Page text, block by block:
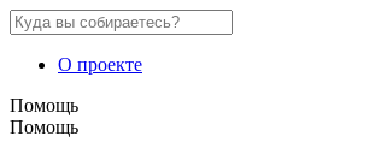
О проекте
Помощь
Помощь